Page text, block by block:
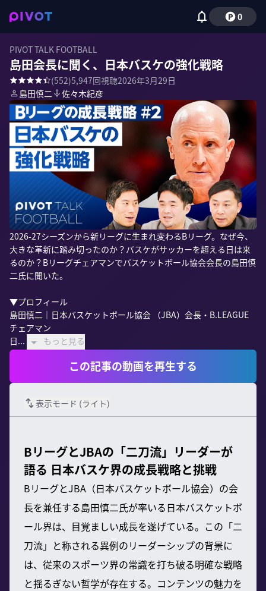
0
PIVOT TALK FOOTBALL
島田会長に聞く、日本バスケの強化戦略
(552)5,947回視聴2026年3月29日
島田慎二
佐々木紀彦
2026-27シーズンから新リーグに生まれ変わるBリーグ。なぜ今、
大きな革新に踏み切ったのか？バスケがサッカーを超える日は来
るのか？Bリーグチェアマンでバスケットボール協会会長の島田慎
二氏に聞いた。
▼プロフィール
島田慎二｜日本バスケットボール協会 （JBA）会長・B.LEAGUE
チェアマン
日...
もっと見る
この記事の動画を再生する
表示モード (ライト)
BリーグとJBAの「二刀流」リーダーが
語る 日本バスケ界の成長戦略と挑戦
BリーグとJBA（日本バスケットボール協会）の会
長を兼任する島田慎二氏が率いる日本バスケットボ
ール界は、目覚ましい成長を遂げている。この「二
刀流」と称される異例のリーダーシップの背景に
は、従来のスポーツ界の常識を打ち破る明確な戦略
と揺るぎない哲学が存在する。コンテンツの魅力を